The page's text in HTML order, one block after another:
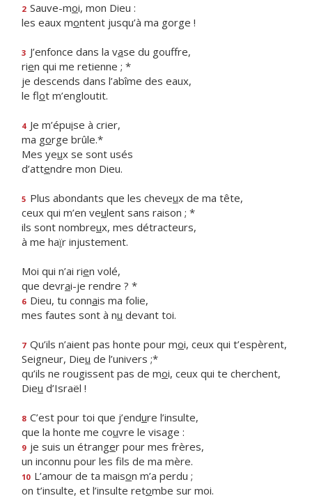
2 Sauve-moi, mon Dieu :
les eaux montent jusqu’à ma gorge !
3 J’enfonce dans la vase du gouffre,
rien qui me retienne ; *
je descends dans l’abîme des eaux,
le flot m’engloutit.
4 Je m’épuise à crier,
ma gorge brûle.*
Mes yeux se sont usés
d’attendre mon Dieu.
5 Plus abondants que les cheveux de ma tête,
ceux qui m’en veulent sans raison ; *
ils sont nombreux, mes détracteurs,
à me haïr injustement.
Moi qui n’ai rien volé,
que devrai-je rendre ? *
6 Dieu, tu connais ma folie,
mes fautes sont à nu devant toi.
7 Qu’ils n’aient pas honte pour moi, ceux qui t’espèrent,
Seigneur, Dieu de l’univers ;*
qu’ils ne rougissent pas de moi, ceux qui te cherchent,
Dieu d’Israël !
8 C’est pour toi que j’endure l’insulte,
que la honte me couvre le visage :
9 je suis un étranger pour mes frères,
un inconnu pour les fls de ma mère.
10 L’amour de ta maison m’a perdu ;
on t’insulte, et l’insulte retombe sur moi.